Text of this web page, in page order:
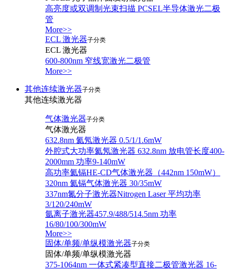
高亮度或双调制光束扫描 PCSEL半导体激光二极
管
More>>
ECL 激光器子分类
ECL 激光器
600-800nm 窄线宽激光二极管
More>>
其他连续激光器子分类
其他连续激光器
气体激光器子分类
气体激光器
632.8nm 氦氖激光器 0.5/1/1.6mW
外腔式大功率氦氖激光器 632.8nm 放电管长度400-
2000mm 功率9-140mW
高功率氦镉HE-CD气体激光器（442nm 150mW）
320nm 氦镉气体激光器 30/35mW
337nm氮分子激光器Nitrogen Laser 平均功率
3/120/240mW
氩离子激光器457.9/488/514.5nm 功率
16/80/100/300mW
More>>
固体/单频/单纵模激光器子分类
固体/单频/单纵模激光器
375-1064nm 一体式紧凑型直接二极管激光器 16-